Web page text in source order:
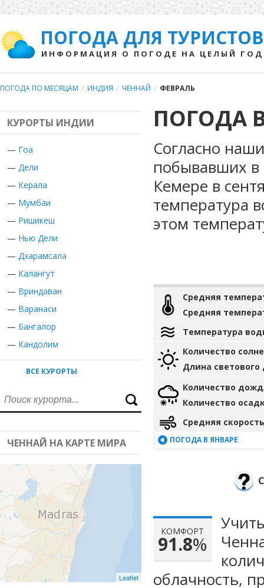
ПОГОДА ДЛЯ ТУРИСТОВ
ИНФОРМАЦИЯ О ПОГОДЕ НА ЦЕЛЫЙ ГОД
ПОГОДА ПО МЕСЯЦАМ / ИНДИЯ / ЧЕННАЙ / ФЕВРАЛЬ
КУРОРТЫ ИНДИИ
— Гоа
— Дели
— Керала
— Мумбаи
— Ришикеш
— Нью Дели
— Дхарамсала
— Калангут
— Вриндаван
— Варанаси
— Бангалор
— Кандолим
ВСЕ КУРОРТЫ
ЧЕННАЙ НА КАРТЕ МИРА
Leaflet
ПОГОДА
Согласно
побывавших в
Кемере в
температура
этом
Средняя
Средняя
Температура
Количество
Длина светового
Количество
Количество
Средняя
ПОГОДА В ЯНВАРЕ
КОМФОРТ
91.8%
облачность,